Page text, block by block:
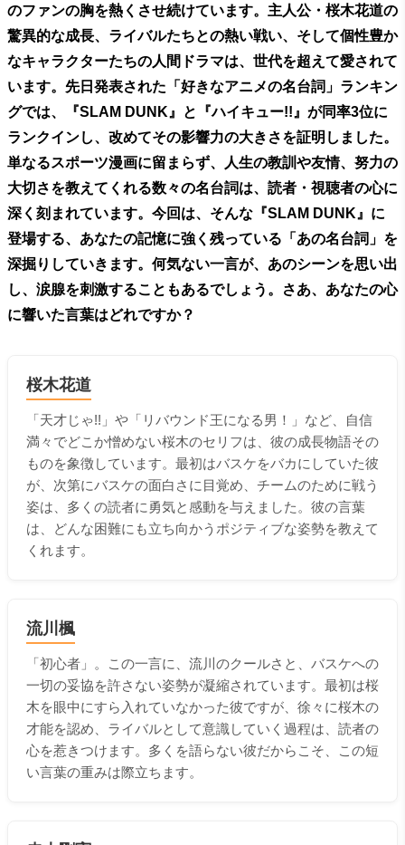
のファンの胸を熱くさせ続けています。主人公・桜木花道の
驚異的な成長、ライバルたちとの熱い戦い、そして個性豊か
なキャラクターたちの人間ドラマは、世代を超えて愛されて
います。先日発表された「好きなアニメの名台詞」ランキン
グでは、『SLAM DUNK』と『ハイキュー!!』が同率3位に
ランクインし、改めてその影響力の大きさを証明しました。
単なるスポーツ漫画に留まらず、人生の教訓や友情、努力の
大切さを教えてくれる数々の名台詞は、読者・視聴者の心に
深く刻まれています。今回は、そんな『SLAM DUNK』に
登場する、あなたの記憶に強く残っている「あの名台詞」を
深掘りしていきます。何気ない一言が、あのシーンを思い出
し、涙腺を刺激することもあるでしょう。さあ、あなたの心
に響いた言葉はどれですか？
桜木花道
「天才じゃ!!」や「リバウンド王になる男！」など、自信
満々でどこか憎めない桜木のセリフは、彼の成長物語その
ものを象徴しています。最初はバスケをバカにしていた彼
が、次第にバスケの面白さに目覚め、チームのために戦う
姿は、多くの読者に勇気と感動を与えました。彼の言葉
は、どんな困難にも立ち向かうポジティブな姿勢を教えて
くれます。
流川楓
「初心者」。この一言に、流川のクールさと、バスケへの
一切の妥協を許さない姿勢が凝縮されています。最初は桜
木を眼中にすら入れていなかった彼ですが、徐々に桜木の
才能を認め、ライバルとして意識していく過程は、読者の
心を惹きつけます。多くを語らない彼だからこそ、この短
い言葉の重みは際立ちます。